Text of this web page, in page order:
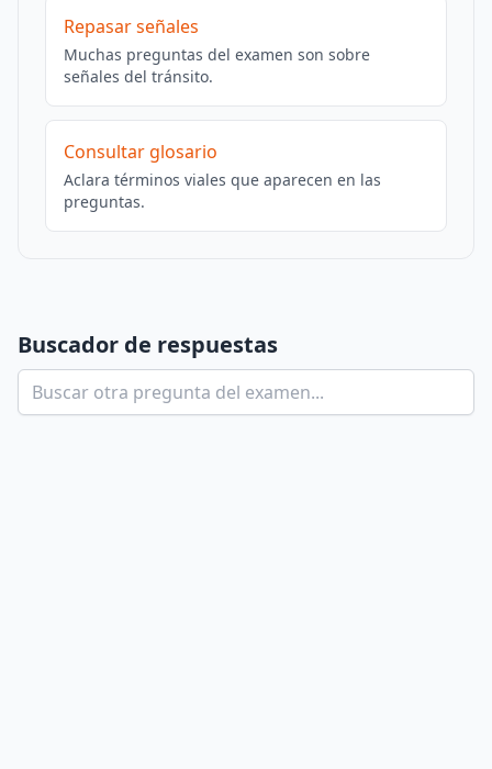
Repasar señales
Muchas preguntas del examen son sobre
señales del tránsito.
Consultar glosario
Aclara términos viales que aparecen en las
preguntas.
Buscador de respuestas